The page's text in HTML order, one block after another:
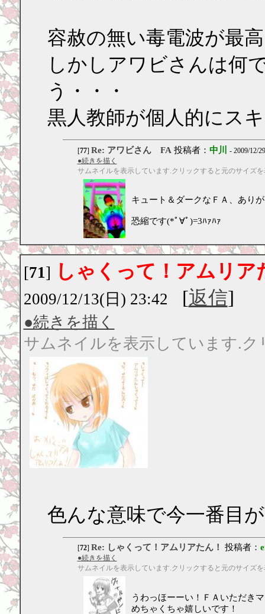
容赦の無い毒電波が最
しかしアワビさんは何
う・・・
黒人教師が個人的にス
[77] Re: アワビさん FA 投稿者： 中川
- 2009/12/
●続きを描く
サムネイルを表示しています.クリックすると元のサイズ
キュート＆ダークなＦＡ、あり
恐縮です(*ﾟ∀ﾟ)=3ﾊｧﾊｧ
[71] しゃくって！アムリア
2009/12/13(日) 23:42 [返信]
●続きを描く
サムネイルを表示しています.
色んな意味で今一番目
[72] Re: しゃくって！アムリアたん！ 投稿者：
●続きを描く
サムネイルを表示しています.クリックすると元のサイズ
うわっほーーい！ＦＡいただき
めちゃくちゃ嬉しいです！